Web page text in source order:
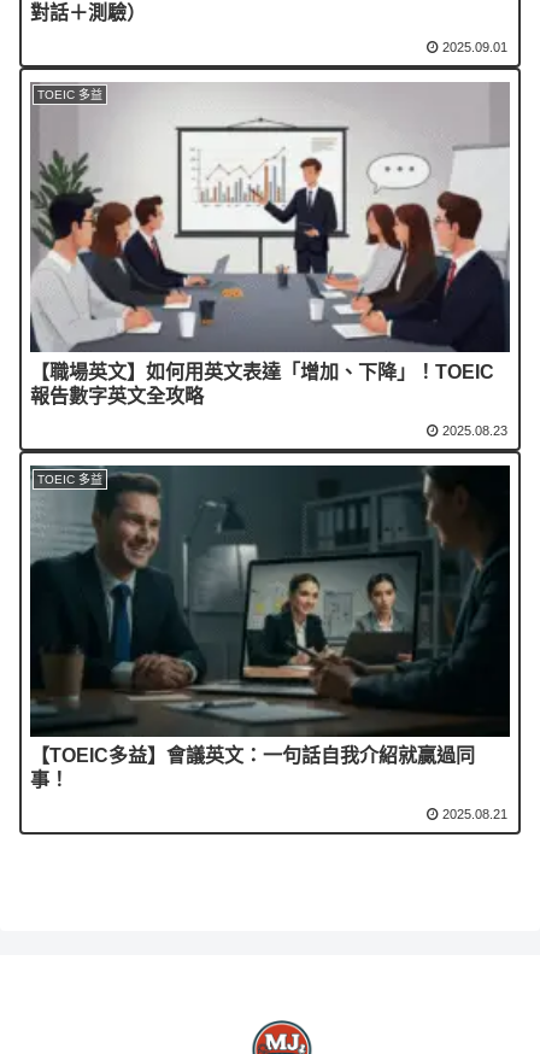
對話＋測驗）
2025.09.01
TOEIC 多益
【職場英文】如何用英文表達「增加、下降」！TOEIC
報告數字英文全攻略
2025.08.23
TOEIC 多益
【TOEIC多益】會議英文：一句話自我介紹就贏過同
事！
2025.08.21